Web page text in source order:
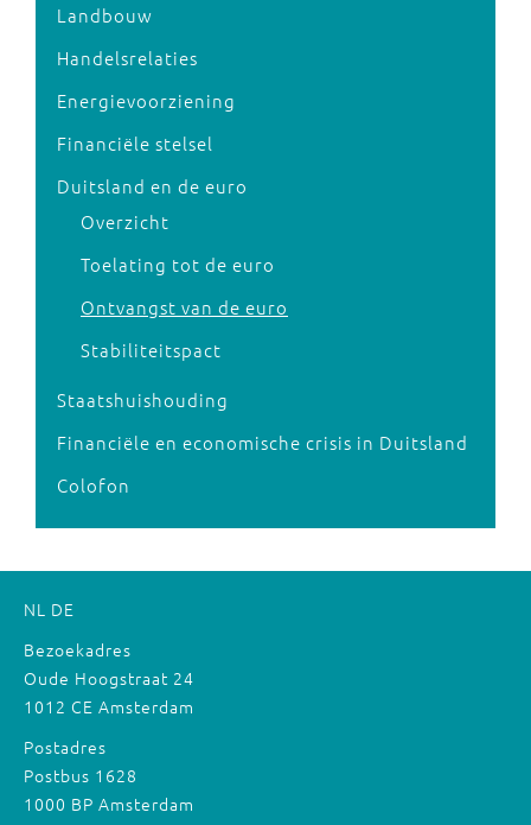
Landbouw
Handelsrelaties
Energievoorziening
Financiële stelsel
Duitsland en de euro
Overzicht
Toelating tot de euro
Ontvangst van de euro
Stabiliteitspact
Staatshuishouding
Financiële en economische crisis in Duitsland
Colofon
NL DE
Bezoekadres
Oude Hoogstraat 24
1012 CE Amsterdam
Postadres
Postbus 1628
1000 BP Amsterdam